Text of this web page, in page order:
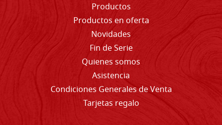
Productos
Productos en oferta
Novidades
Fin de Serie
Quienes somos
Asistencia
Condiciones Generales de Venta
Tarjetas regalo